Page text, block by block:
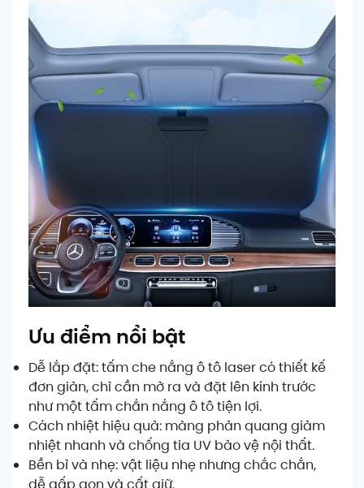
Ưu điểm nổi bật
Dễ lắp đặt: tấm che nắng ô tô laser có thiết kế
đơn giản, chỉ cần mở ra và đặt lên kính trước
như một tấm chắn nắng ô tô tiện lợi.
Cách nhiệt hiệu quả: màng phản quang giảm
nhiệt nhanh và chống tia UV bảo vệ nội thất.
Bền bỉ và nhẹ: vật liệu nhẹ nhưng chắc chắn,